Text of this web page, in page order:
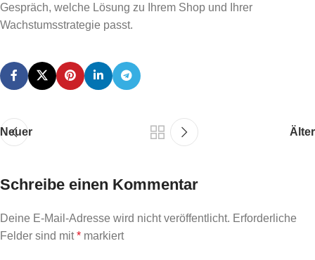
Gespräch, welche Lösung zu Ihrem Shop und Ihrer
Wachstumsstrategie passt.
Neuer Älter
Schreibe einen Kommentar
Deine E-Mail-Adresse wird nicht veröffentlicht. Erforderliche
Felder sind mit* markiert